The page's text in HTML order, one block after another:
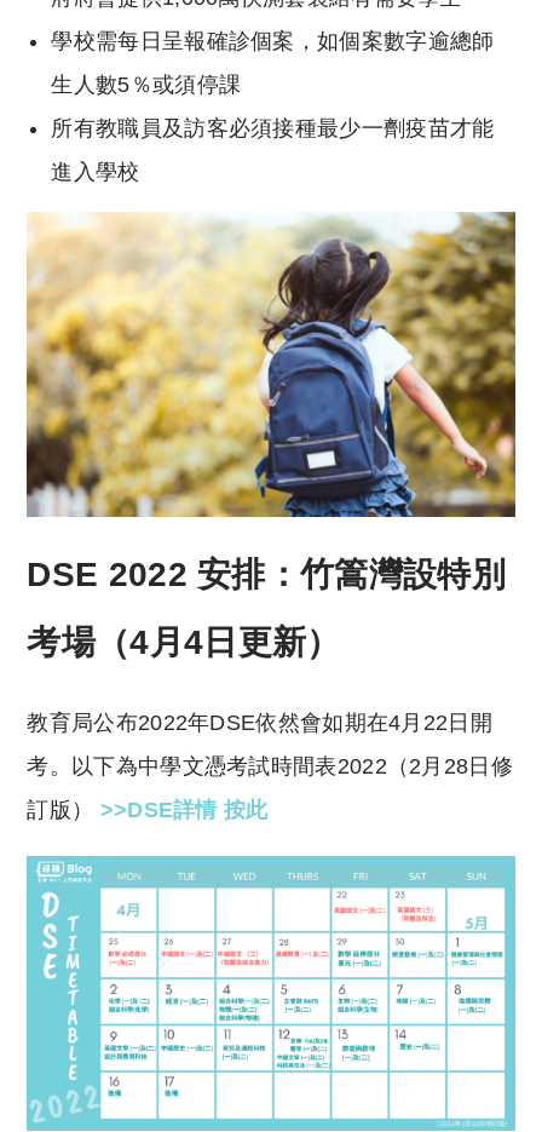
學校需每日呈報確診個案，如個案數字逾總師
生人數5％或須停課
所有教職員及訪客必須接種最少一劑疫苗才能
進入學校
DSE 2022 安排：竹篙灣設特別
考場（4月4日更新）
教育局公布2022年DSE依然會如期在4月22日開
考。以下為中學文憑考試時間表2022（2月28日修
訂版） >>DSE詳情 按此